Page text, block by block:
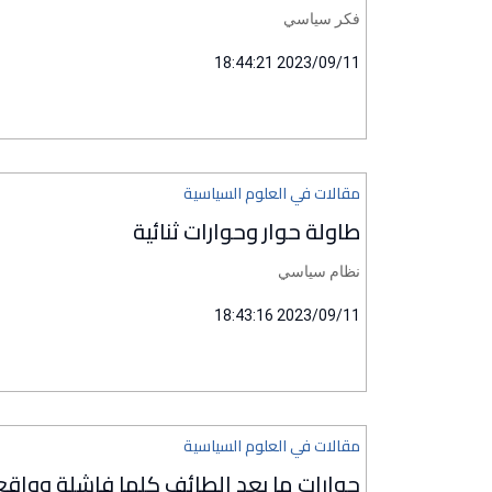
فكر سياسي
2023/09/11 18:44:21
مقالات في العلوم السياسية
طاولة حوار وحوارات ثنائية
نظام سياسي
2023/09/11 18:43:16
مقالات في العلوم السياسية
حوارات ما بعد الطائف كلها فاشلة وواقع